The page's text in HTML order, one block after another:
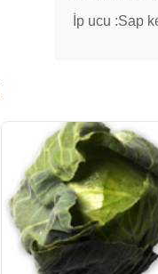
İp ucu :Sap